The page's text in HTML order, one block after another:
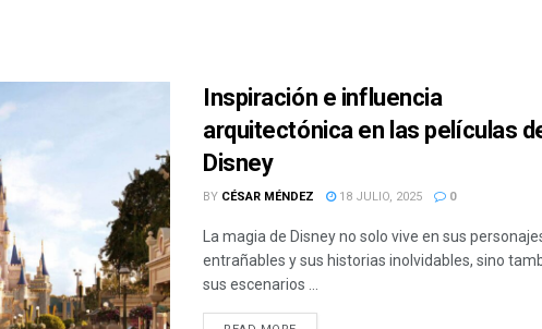
Inspiración e influencia
arquitectónica en las películas
Disney
BY CÉSAR MÉNDEZ 18 JULIO, 2025 0
La magia de Disney no solo vive en sus
entrañables y sus historias inolvidables, sino
sus escenarios ...